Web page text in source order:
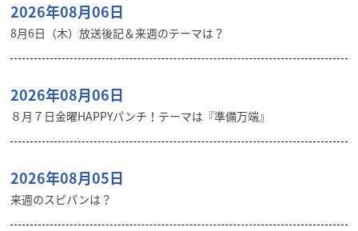
2026年08月06日
8月6日（木）放送後記＆来週のテーマは？
2026年08月06日
８月７日金曜HAPPYパンチ！テーマは『準備万端』
2026年08月05日
来週のスピパンは？